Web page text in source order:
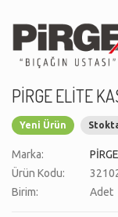
PİRGE ELİTE
Yeni Ürün
Marka:
PİRGE
Ürün Kodu:
Birim:
Adet